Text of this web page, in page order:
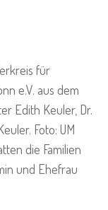
für
e.V. aus dem
Edith Keuler, Dr.
Foto: UM
die Familien
und Ehefrau